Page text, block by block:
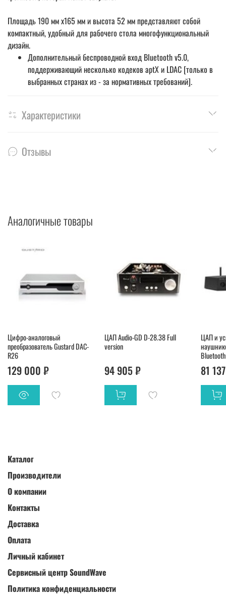
Площадь 190 мм x165 мм и высота 52 мм представляют собой
компактный, удобный для рабочего стола многофункциональный
дизайн.
Дополнительный беспроводной вход Bluetooth v5.0,
поддерживающий несколько кодеков aptX и LDAC [только в
выбранных странах из - за нормативных требований].
Характеристики
Отзывы
Аналогичные товары
Цифро-аналоговый
преобразователь Gustard DAC-
R26
129 000 ₽
ЦАП Audio-GD D-28.38 Full
version
94 905 ₽
ЦАП и
Bluetooth
81
Каталог
Производители
О компании
Контакты
Доставка
Оплата
Личный кабинет
Сервисный центр SoundWave
Политика конфиденциальности